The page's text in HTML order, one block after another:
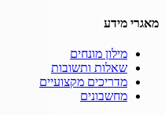
מאגרי מידע
מילון מונחים
שאלות ותשובות
מדריכים מקצועיים
מחשבונים